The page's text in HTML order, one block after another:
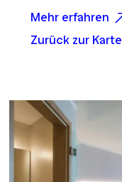
Mehr erfahren
Zurück zur Karte